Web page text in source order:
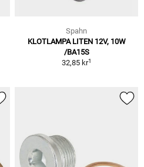
Spahn
KLOTLAMPA LITEN 12V, 10W
/BA15S
32,85 kr1